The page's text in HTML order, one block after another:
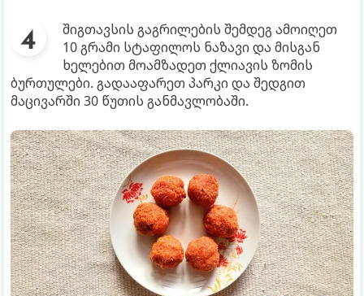
შიგთავსის გაგრილების შემდეგ ამოიღეთ
10 გრამი სტაფილოს ნაზავი და მისგან
ხელებით მოამზადეთ ქლიავის ზომის
ბურთულები. გადააფარეთ პარკი და შედგით
მაცივარში 30 წუთის განმავლობაში.